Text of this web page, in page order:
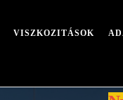
VISZKOZITÁSOK